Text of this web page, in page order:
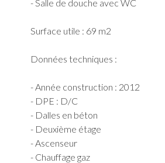
- Salle de douche avec WC
Surface utile : 69 m2
Données techniques :
- Année construction : 2012
- DPE : D/C
- Dalles en béton
- Deuxième étage
- Ascenseur
- Chauffage gaz